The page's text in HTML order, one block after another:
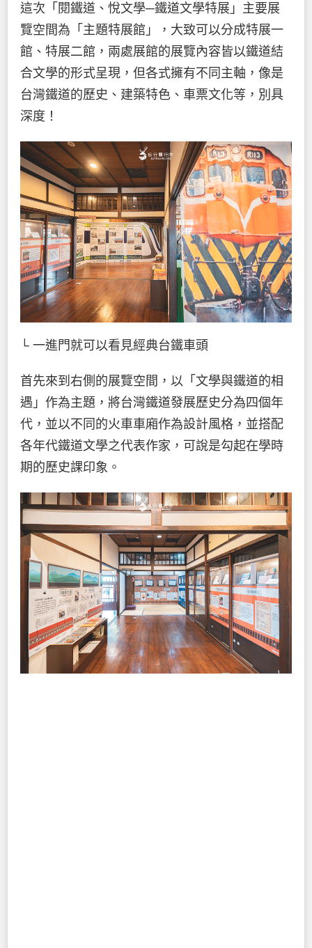
這次「閱鐵道、悅文學─鐵道文學特展」主要展
覽空間為「主題特展館」，大致可以分成特展一
館、特展二館，兩處展館的展覽內容皆以鐵道結
合文學的形式呈現，但各式擁有不同主軸，像是
台灣鐵道的歷史、建築特色、車票文化等，別具
深度！
└ 一進門就可以看見經典台鐵車頭
首先來到右側的展覽空間，以「文學與鐵道的相
遇」作為主題，將台灣鐵道發展歷史分為四個年
代，並以不同的火車車廂作為設計風格，並搭配
各年代鐵道文學之代表作家，可說是勾起在學時
期的歷史課印象。